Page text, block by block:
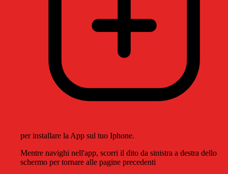
per installare la App sul tuo Iphone.
Mentre navighi nell'app, scorri il dito da sinistra a destra dello
schermo per tornare alle pagine precedenti